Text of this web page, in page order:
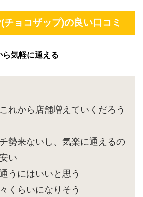
ョコザップ)の良い口コミ
気軽に通える
れから店舗増えていくだろう
勢来ないし、気楽に通えるの
い
うにはいいと思う
くらいになりそう